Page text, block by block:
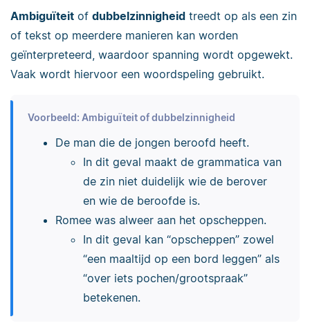
Ambiguïteit of dubbelzinnigheid treedt op als een zin
of tekst op meerdere manieren kan worden
geïnterpreteerd, waardoor spanning wordt opgewekt.
Vaak wordt hiervoor een woordspeling gebruikt.
Voorbeeld: Ambiguïteit of dubbelzinnigheid
De man die de jongen beroofd heeft.
In dit geval maakt de grammatica van
de zin niet duidelijk wie de berover
en wie de beroofde is.
Romee was alweer aan het opscheppen.
In dit geval kan “opscheppen” zowel
“een maaltijd op een bord leggen” als
“over iets pochen/grootspraak”
betekenen.